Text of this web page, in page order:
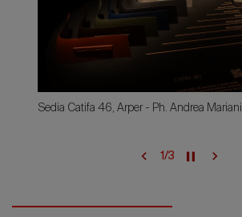
Sedia Catifa 46, Arper - Ph. Andrea Mariani
1/3